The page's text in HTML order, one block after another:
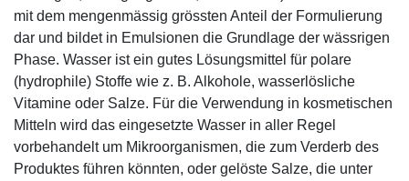
mit dem mengenmässig grössten Anteil der Formulierung
dar und bildet in Emulsionen die Grundlage der wässrigen
Phase. Wasser ist ein gutes Lösungsmittel für polare
(hydrophile) Stoffe wie z. B. Alkohole, wasserlösliche
Vitamine oder Salze. Für die Verwendung in kosmetischen
Mitteln wird das eingesetzte Wasser in aller Regel
vorbehandelt um Mikroorganismen, die zum Verderb des
Produktes führen könnten, oder gelöste Salze, die unter